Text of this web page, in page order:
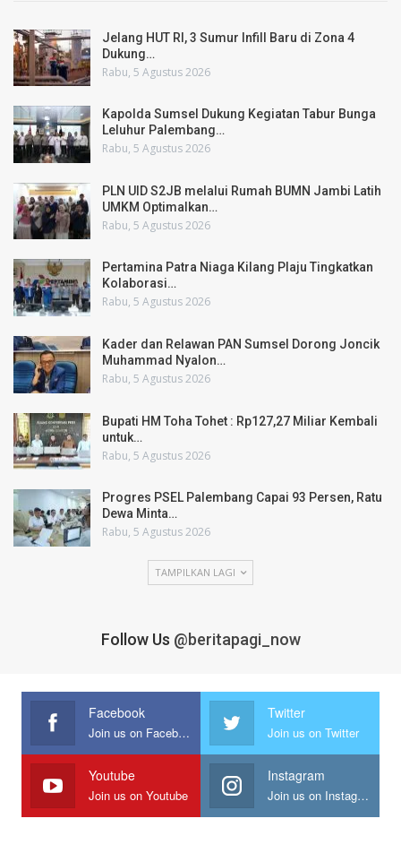
Jelang HUT RI, 3 Sumur Infill Baru di Zona 4
Dukung…
Rabu, 5 Agustus 2026
Kapolda Sumsel Dukung Kegiatan Tabur Bunga
Leluhur Palembang…
Rabu, 5 Agustus 2026
PLN UID S2JB melalui Rumah BUMN Jambi Latih
UMKM Optimalkan…
Rabu, 5 Agustus 2026
Pertamina Patra Niaga Kilang Plaju Tingkatkan
Kolaborasi…
Rabu, 5 Agustus 2026
Kader dan Relawan PAN Sumsel Dorong Joncik
Muhammad Nyalon…
Rabu, 5 Agustus 2026
Bupati HM Toha Tohet : Rp127,27 Miliar Kembali
untuk…
Rabu, 5 Agustus 2026
Progres PSEL Palembang Capai 93 Persen, Ratu
Dewa Minta…
Rabu, 5 Agustus 2026
TAMPILKAN LAGI
Follow Us @beritapagi_now
Facebook
Join us on Facebook
Twitter
Join us on Twitter
Youtube
Join us on Youtube
Instagram
Join us on Instagram